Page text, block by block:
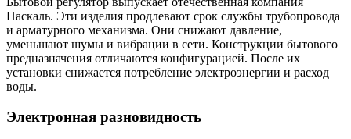
Паскаль. Эти изделия продлевают срок службы трубопровода
и арматурного механизма. Они снижают давление,
уменьшают шумы и вибрации в сети. Конструкции бытового
предназначения отличаются конфигурацией. После их
установки снижается потребление электроэнергии и расход
воды.
Электронная разновидность